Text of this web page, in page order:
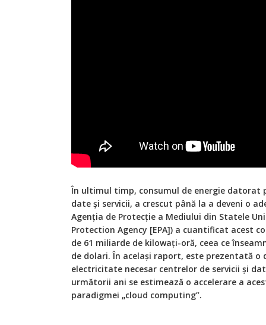
În ultimul timp, consumul de energie datorat
date și servicii, a crescut până la a deveni o
Agenția de Protecție a Mediului din Statele
Protection Agency [EPA]) a cuantificat acest
de 61 miliarde de kilowați-oră, ceea ce
de dolari. În același raport, este prezentată o
electricitate necesar centrelor de servicii și
următorii ani se estimează o accelerare a
paradigmei „cloud computing”.